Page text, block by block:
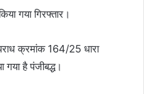
गया गिरफ्तार।
क्रमांक 164/25 धारा
है पंजीबद्ध।